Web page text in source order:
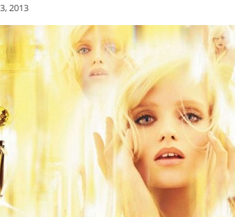
2013